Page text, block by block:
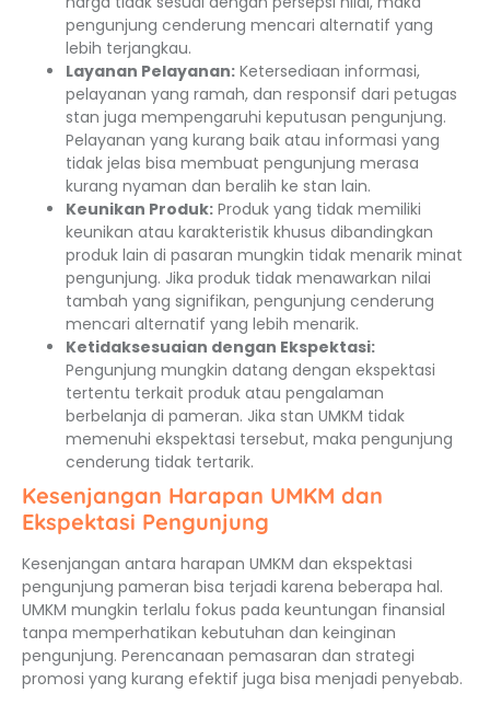
pengunjung cenderung mencari alternatif yang
lebih terjangkau.
Layanan Pelayanan: Ketersediaan informasi,
pelayanan yang ramah, dan responsif dari petugas
stan juga mempengaruhi keputusan pengunjung.
Pelayanan yang kurang baik atau informasi yang
tidak jelas bisa membuat pengunjung merasa
kurang nyaman dan beralih ke stan lain.
Keunikan Produk: Produk yang tidak memiliki
keunikan atau karakteristik khusus dibandingkan
produk lain di pasaran mungkin tidak menarik minat
pengunjung. Jika produk tidak menawarkan nilai
tambah yang signifikan, pengunjung cenderung
mencari alternatif yang lebih menarik.
Ketidaksesuaian dengan Ekspektasi:
Pengunjung mungkin datang dengan ekspektasi
tertentu terkait produk atau pengalaman
berbelanja di pameran. Jika stan UMKM tidak
memenuhi ekspektasi tersebut, maka pengunjung
cenderung tidak tertarik.
Kesenjangan Harapan UMKM dan
Ekspektasi Pengunjung
Kesenjangan antara harapan UMKM dan ekspektasi
pengunjung pameran bisa terjadi karena beberapa hal.
UMKM mungkin terlalu fokus pada keuntungan finansial
tanpa memperhatikan kebutuhan dan keinginan
pengunjung. Perencanaan pemasaran dan strategi
promosi yang kurang efektif juga bisa menjadi penyebab.